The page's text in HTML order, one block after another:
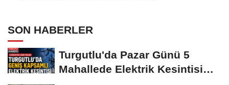
SON HABERLER
Turgutlu'da Pazar Günü 5
Mahallede Elektrik Kesintisi